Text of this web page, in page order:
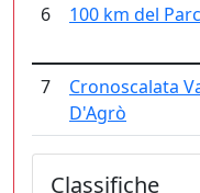
6
100 km del
7
Cronoscalata
D'Agrò
Classifiche